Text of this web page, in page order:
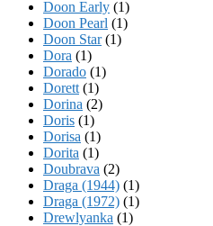
Doon Early (1)
Doon Pearl (1)
Doon Star(1)
Dora (1)
Dorado (1)
Dorett (1)
Dorina (2)
Doris (1)
Dorisa (1)
Dorita (1)
Doubrava (2)
Draga (1944) (1)
Draga (1972) (1)
Drewlyanka (1)